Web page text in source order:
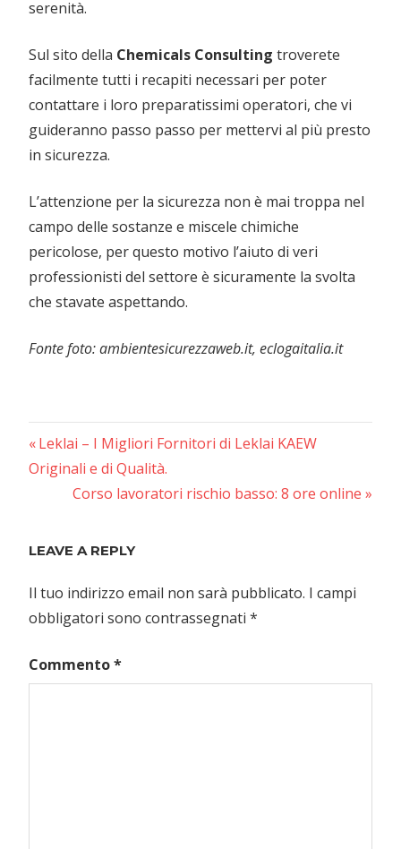
serenità.
Sul sito della Chemicals Consulting troverete
facilmente tutti i recapiti necessari per poter
contattare i loro preparatissimi operatori, che vi
guideranno passo passo per mettervi al più presto
in sicurezza.
L’attenzione per la sicurezza non è mai troppa nel
campo delle sostanze e miscele chimiche
pericolose, per questo motivo l’aiuto di veri
professionisti del settore è sicuramente la svolta
che stavate aspettando.
Fonte foto: ambientesicurezzaweb.it, eclogaitalia.it
Navigazione
articoli
Previous
Post:
Leklai – I Migliori Fornitori di Leklai KAEW
Originali e di Qualità.
Next
Corso lavoratori rischio basso: 8 ore online
LEAVE A REPLY
Il tuo indirizzo email non sarà pubblicato. I campi
obbligatori sono contrassegnati *
Commento*